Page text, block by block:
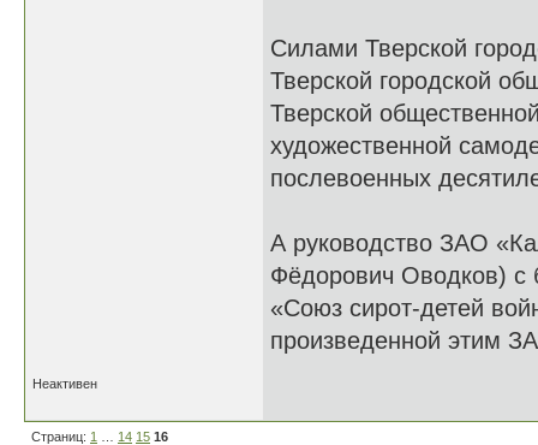
Силами Тверской
Тверской городской
Тверской
художественной
послевоенных
А руководство ЗАО
Фёдорович Оводков) с
«Союз сирот-детей
произведенной этим
Неактивен
Страниц: 1 14 15 16